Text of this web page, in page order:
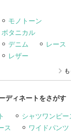
モノトーン
ボタニカル
デニム
レース
レザー
ディネートをさがす
シャツワンピー
ス
ワイドパンツ